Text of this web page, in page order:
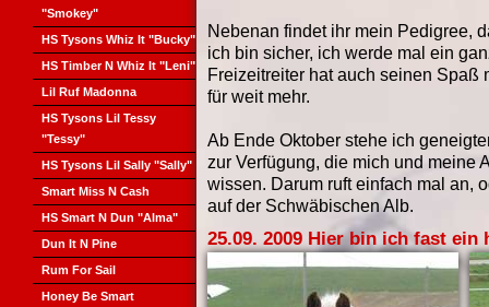
"Smokey"
HS Tysons Whiz It "Bucky"
HS Timber N Whiz It "Leni"
Lil Ruf Madonna
HS Tysons Lil Tessy
"Tessy"
HS Tysons Lil Sally "Sally"
Smart Miss N Cash
HS Smart N Dun "Alma"
Dun It N Pine
Rum For Sail
Honey Be Smart
Nebenan findet ihr mein Pedigree,
ich bin sicher, ich werde mal ein
Freizeitreiter hat auch seinen Spaß
für weit mehr.
Ab Ende Oktober stehe ich
zur Verfügung, die mich und meine
wissen. Darum ruft einfach mal an,
auf der Schwäbischen Alb.
25.09. 2009 Hier bin ich fast ein